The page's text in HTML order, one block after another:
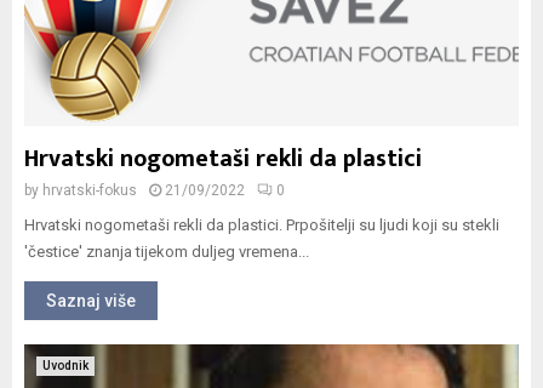
Hrvatski nogometaši rekli da plastici
by hrvatski-fokus 21/09/2022 0
Hrvatski nogometaši rekli da plastici. Prpošitelji su ljudi koji su stekli
'čestice' znanja tijekom duljeg vremena...
Saznaj više
Uvodnik